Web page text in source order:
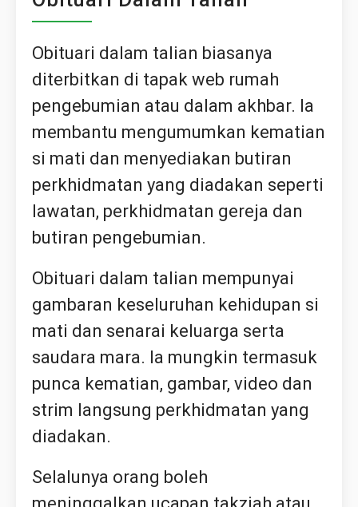
Obituari dalam talian biasanya
diterbitkan di tapak web rumah
pengebumian atau dalam akhbar. Ia
membantu mengumumkan kematian
si mati dan menyediakan butiran
perkhidmatan yang diadakan seperti
lawatan, perkhidmatan gereja dan
butiran pengebumian.
Obituari dalam talian mempunyai
gambaran keseluruhan kehidupan si
mati dan senarai keluarga serta
saudara mara. Ia mungkin termasuk
punca kematian, gambar, video dan
strim langsung perkhidmatan yang
diadakan.
Selalunya orang boleh